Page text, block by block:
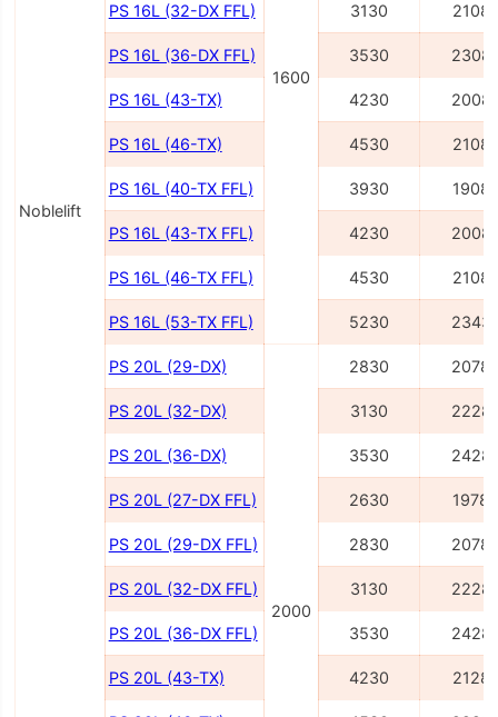
Noblelift
1600
PS 16L (32-DX FFL) 3130 2108
PS 16L (36-DX FFL) 3530 2308
PS 16L (43-TX) 4230 2008
PS 16L (46-TX) 4530 2108
PS 16L (40-TX FFL) 3930 1908
PS 16L (43-TX FFL) 4230 2008
PS 16L (46-TX FFL) 4530 2108
PS 16L (53-TX FFL) 5230 2343
PS 20L (29-DX)
2000
2830 2078
PS 20L (32-DX) 3130 2228
PS 20L (36-DX) 3530 2428
PS 20L (27-DX FFL) 2630 1978
PS 20L (29-DX FFL) 2830 2078
PS 20L (32-DX FFL) 3130 2228
PS 20L (36-DX FFL) 3530 2428
PS 20L (43-TX) 4230 2128